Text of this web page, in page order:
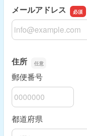
メールアドレス
メールアドレス
住所
郵便番号
都道府県